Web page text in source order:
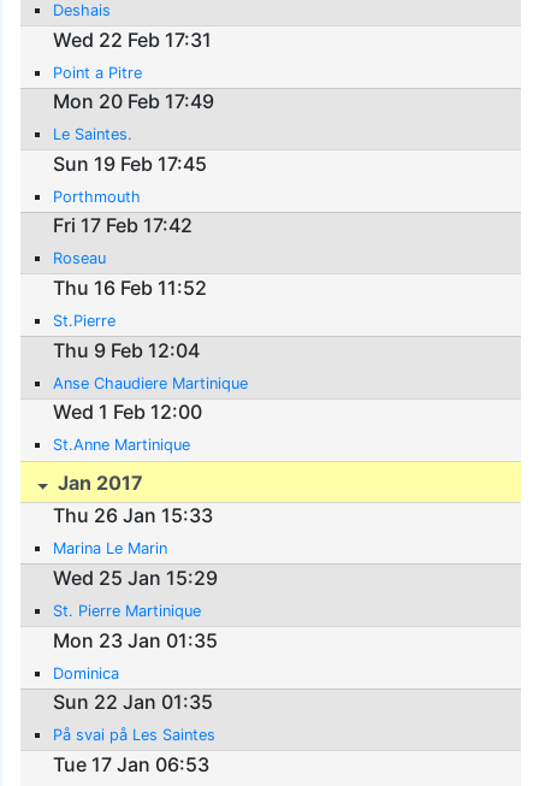
Deshais
Wed 22 Feb 17:31
Point a Pitre
Mon 20 Feb 17:49
Le Saintes.
Sun 19 Feb 17:45
Porthmouth
Fri 17 Feb 17:42
Roseau
Thu 16 Feb 11:52
St.Pierre
Thu 9 Feb 12:04
Anse Chaudiere Martinique
Wed 1 Feb 12:00
St.Anne Martinique
Jan 2017
Thu 26 Jan 15:33
Marina Le Marin
Wed 25 Jan 15:29
St. Pierre Martinique
Mon 23 Jan 01:35
Dominica
Sun 22 Jan 01:35
På svai på Les Saintes
Tue 17 Jan 06:53